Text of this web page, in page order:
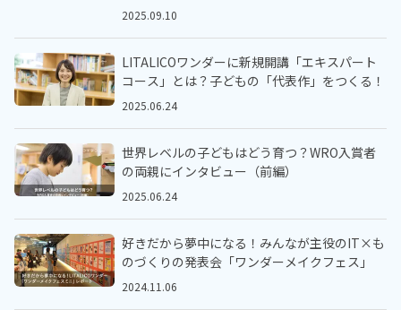
2025.09.10
LITALICOワンダーに新規開講「エキスパート
コース」とは？子どもの「代表作」をつくる！
2025.06.24
世界レベルの子どもはどう育つ？WRO入賞者
の両親にインタビュー（前編）
2025.06.24
好きだから夢中になる！みんなが主役のIT×も
のづくりの発表会「ワンダーメイクフェス」
2024.11.06